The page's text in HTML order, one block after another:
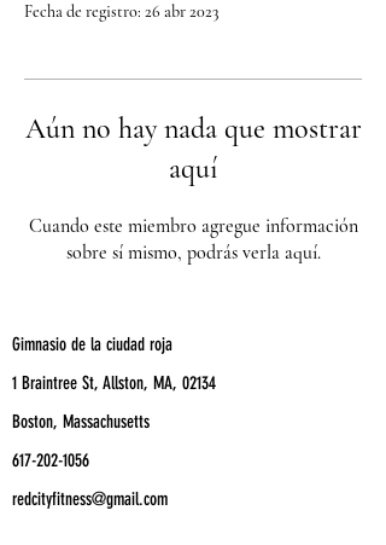
Fecha de registro: 26 abr 2023
Aún no hay nada que mostrar
aquí
Cuando este miembro agregue información
sobre sí mismo, podrás verla aquí.
Gimnasio de la ciudad roja
1 Braintree St, Allston, MA, 02134
Boston, Massachusetts
617-202-1056
redcityfitness@gmail.com